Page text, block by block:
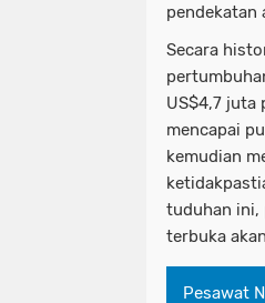
pendekatan
Secara
US$4,7 juta
mencapai
kemudian
tuduhan ini,
terbuka
Pesawat